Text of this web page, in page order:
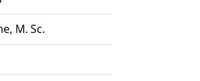
M. Sc.